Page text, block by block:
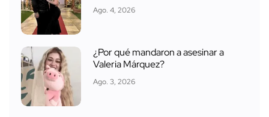
Ago. 4, 2026
¿Por qué mandaron a asesinar a
Valeria Márquez?
Ago. 3, 2026